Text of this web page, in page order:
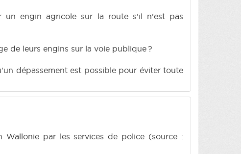
un engin agricole sur la route s'il n'est pas
de leurs engins sur la voie publique ?
dépassement est possible pour éviter toute
Wallonie par les services de police (source :